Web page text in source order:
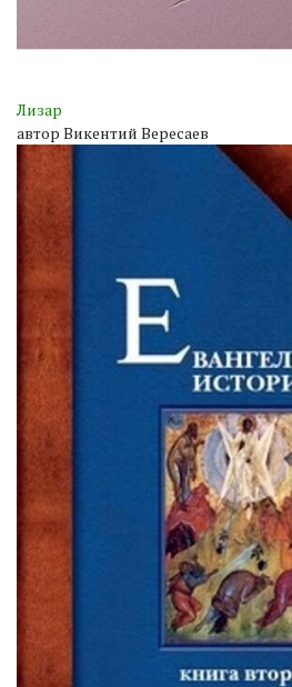
Лизар
автор Викентий Вересаев